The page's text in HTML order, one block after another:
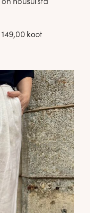
housuista
koot